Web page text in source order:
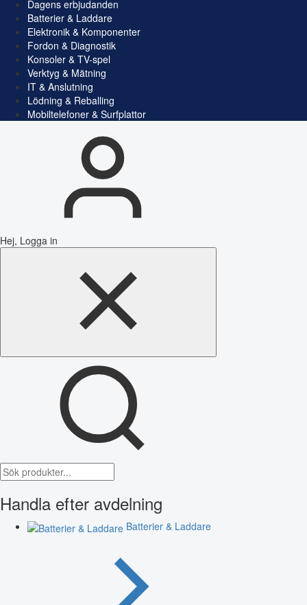
Dagens erbjudanden
Batterier & Laddare
Elektronik & Komponenter
Fordon & Diagnostik
Konsoler & TV-spel
Verktyg & Mätning
IT & Anslutning
Lödning & Reballing
Mobiltelefoner & Surfplattor
Hej, Logga in
Handla efter avdelning
Batterier & Laddare